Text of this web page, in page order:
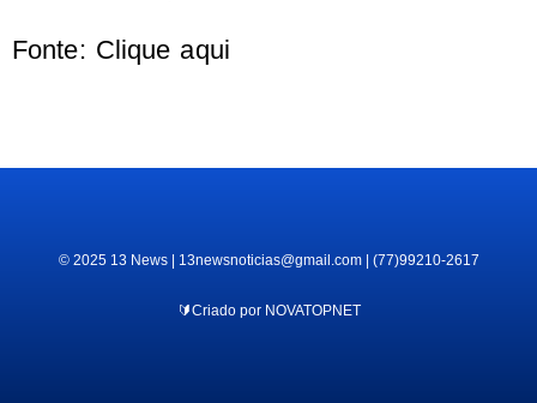
Fonte: Clique aqui
© 2025 13 News | 13newsnoticias@gmail.com | (77)99210-2617
🔰Criado por NOVATOPNET